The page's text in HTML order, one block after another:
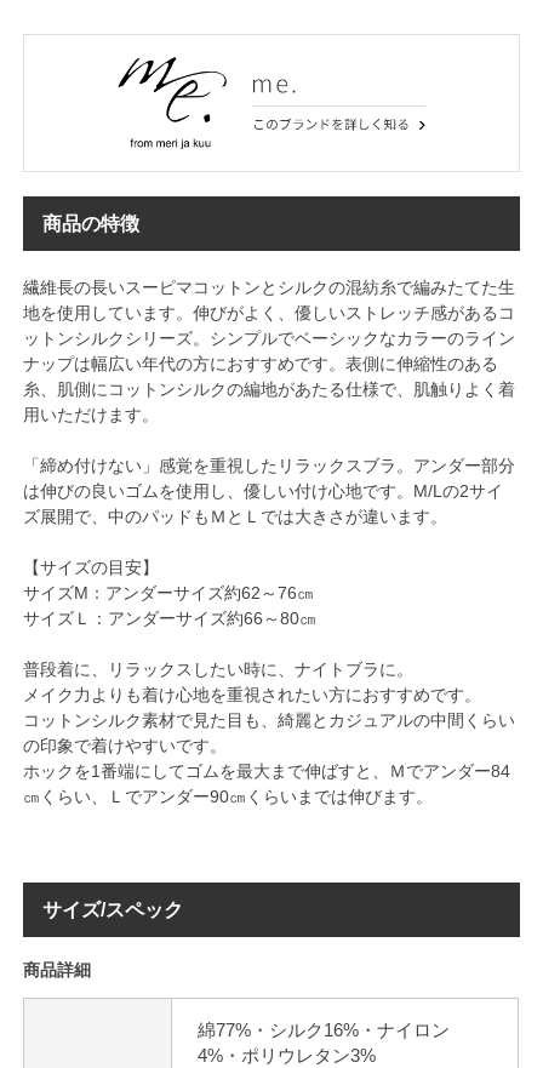
商品の特徴
繊維長の長いスーピマコットンとシルクの混紡糸で編みたてた生
地を使用しています。伸びがよく、優しいストレッチ感があるコ
ットンシルクシリーズ。シンプルでベーシックなカラーのライン
ナップは幅広い年代の方におすすめです。表側に伸縮性のある
糸、肌側にコットンシルクの編地があたる仕様で、肌触りよく着
用いただけます。
「締め付けない」感覚を重視したリラックスブラ。アンダー部分
は伸びの良いゴムを使用し、優しい付け心地です。M/Lの2サイ
ズ展開で、中のパッドもＭとＬでは大きさが違います。
【サイズの目安】
サイズM：アンダーサイズ約62～76㎝
サイズＬ：アンダーサイズ約66～80㎝
普段着に、リラックスしたい時に、ナイトブラに。
メイク力よりも着け心地を重視されたい方におすすめです。
コットンシルク素材で見た目も、綺麗とカジュアルの中間くらい
の印象で着けやすいです。
ホックを1番端にしてゴムを最大まで伸ばすと、Ｍでアンダー84
㎝くらい、Ｌでアンダー90㎝くらいまでは伸びます。
サイズ/スペック
商品詳細
綿77%・シルク16%・ナイロン
4%・ポリウレタン3%